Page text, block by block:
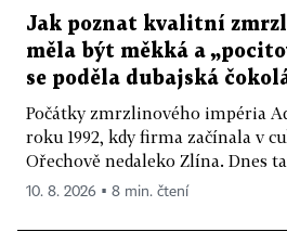
Jak poznat kvalitní
měla být měkká a
se poděla dubajská
Počátky zmrzlinového impéria
roku 1992, kdy firma začínala v
Ořechově nedaleko Zlína. Dnes
10. 8. 2026 ▪ 8 min. čtení